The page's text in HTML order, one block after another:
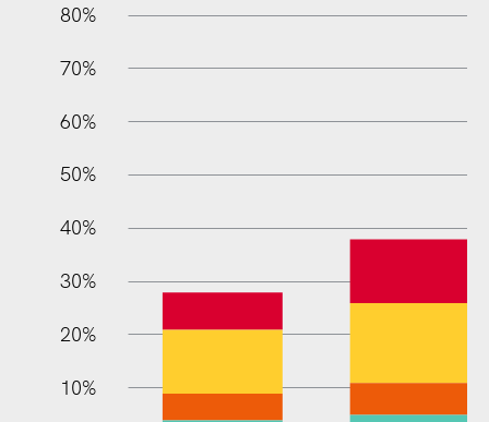
10%
80%
70%
60%
50%
40%
30%
20%
10%